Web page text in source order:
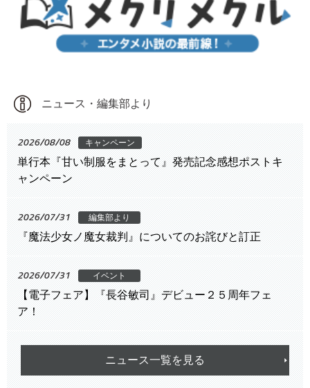
ニュース・編集部より
2026/08/08 キャンペーン
単行本『甘い制服をまとって』発売記念感想ポストキ
ャンペーン
2026/07/31 編集部より
『魔法少女ノ魔女裁判』についてのお詫びと訂正
2026/07/31 イベント
【電子フェア】『長谷敏司』デビュー２５周年フェ
ア！
ニュース一覧を見る